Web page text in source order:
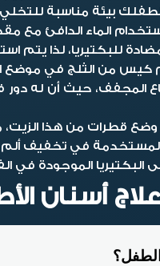
بيئة مناسبة
الماء الدافئ مع
للبكتيريا، لذا يتم
من الثلج في موضع
المجفف، حيث أن له
قطرات من هذا الزيت،
المستخدمة في تخفيف
البكتيريا الموجودة
أسنان